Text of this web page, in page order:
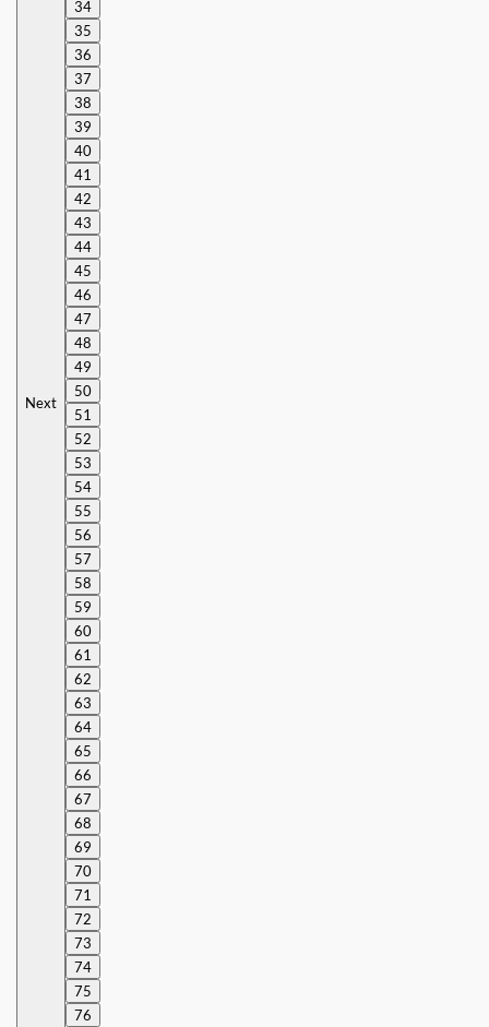
Next
34
35
36
37
38
39
40
41
42
43
44
45
46
47
48
49
50
51
52
53
54
55
56
57
58
59
60
61
62
63
64
65
66
67
68
69
70
71
72
73
74
75
76